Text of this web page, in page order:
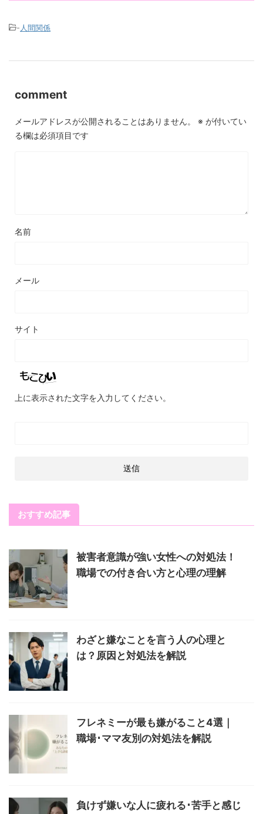
- 人間関係
comment
メールアドレスが公開されることはありません。 ※ が付いてい
る欄は必須項目です
名前
メール
サイト
上に表示された文字を入力してください。
おすすめ記事
被害者意識が強い女性への対処法！
職場での付き合い方と心理の理解
わざと嫌なことを言う人の心理と
は？原因と対処法を解説
フレネミーが最も嫌がること4選｜
職場･ママ友別の対処法を解説
負けず嫌いな人に疲れる･苦手と感じ